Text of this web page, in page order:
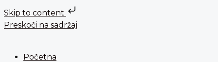
Skip to content
Preskoči na sadržaj
Početna